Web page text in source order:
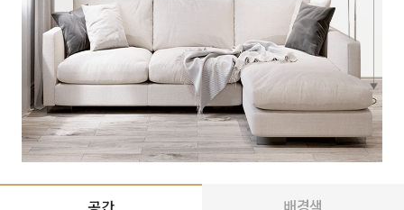
배경색